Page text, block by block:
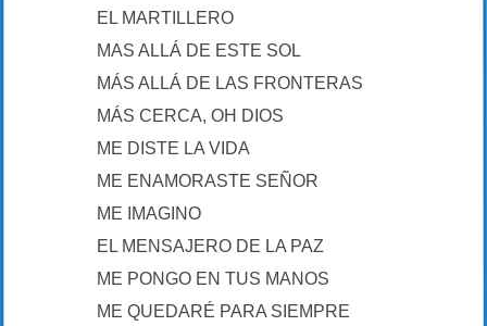
EL MARTILLERO
MAS ALLÁ DE ESTE SOL
MÁS ALLÁ DE LAS FRONTERAS
MÁS CERCA, OH DIOS
ME DISTE LA VIDA
ME ENAMORASTE SEÑOR
ME IMAGINO
EL MENSAJERO DE LA PAZ
ME PONGO EN TUS MANOS
ME QUEDARÉ PARA SIEMPRE